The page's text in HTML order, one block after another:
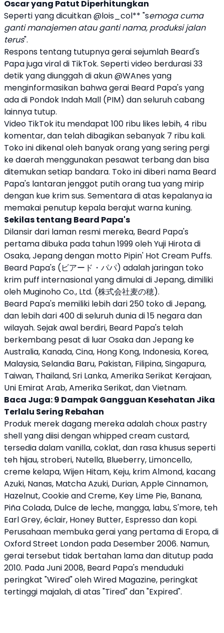
Oscar yang Patut Diperhitungkan
Seperti yang dicuitkan @lois_col** "semoga cuma
ganti manajemen atau ganti nama, produksi jalan
terus".
Respons tentang tutupnya gerai sejumlah Beard's
Papa juga viral di TikTok. Seperti video berdurasi 33
detik yang diunggah di akun @WAnes yang
menginformasikan bahwa gerai Beard Papa'syang
ada di Pondok Indah Mall (PIM) dan seluruh cabang
lainnya tutup.
Video TikTok itu mendapat 100 ribu likes lebih, 4 ribu
komentar, dan telah dibagikan sebanyak 7 ribu kali.
Toko ini dikenal oleh banyak orang yang sering pergi
ke daerah menggunakan pesawat terbang dan bisa
ditemukan setiap bandara. Toko ini diberi nama Beard
Papa's lantaran jenggot putih orang tua yang mirip
dengan kue krim sus. Sementara di atas kepalanya ia
memakai penutup kepala berajut warna kuning.
Sekilas tentang Beard Papa's
Dilansir dari laman resmi mereka, Beard Papa's
pertama dibuka pada tahun 1999 oleh Yuji Hirota di
Osaka, Jepang dengan motto Pipin' Hot Cream Puffs.
Beard Papa's (ビアード・パパ) adalah jaringan toko
krim puff internasional yang dimulai di Jepang, dimiliki
oleh Muginoho Co., Ltd. (株式会社麦の穂).
Beard Papa's memiliki lebih dari 250 toko di Jepang,
dan lebih dari 400 di seluruh dunia di 15 negara dan
wilayah. Sejak awal berdiri, Beard Papa's telah
berkembang pesat di luar Osaka dan Jepang ke
Australia, Kanada, Cina, Hong Kong, Indonesia, Korea,
Malaysia, Selandia Baru, Pakistan, Filipina, Singapura,
Taiwan, Thailand, Sri Lanka, Amerika Serikat Kerajaan,
Uni Emirat Arab, Amerika Serikat, dan Vietnam.
Baca Juga:9 Dampak Gangguan Kesehatan Jika
Terlalu Sering Rebahan
Produk merek dagang mereka adalah choux pastry
shell yang diisi dengan whipped cream custard,
tersedia dalam vanilla, coklat, dan rasa khusus seperti
teh hijau, stroberi, Nutella, Blueberry, Limoncello,
creme kelapa, Wijen Hitam, Keju, krim Almond, kacang
Azuki, Nanas, Matcha Azuki, Durian, Apple Cinnamon,
Hazelnut, Cookie and Creme, Key Lime Pie, Banana,
Piña Colada, Dulce de leche, mangga, labu, S'more, teh
Earl Grey, éclair, Honey Butter, Espresso dan kopi.
Perusahaan membuka gerai yang pertama di Eropa, di
Oxford Street London pada Desember 2006. Namun,
gerai tersebut tidak bertahan lama dan ditutup pada
2010. Pada Juni 2008, Beard Papa's menduduki
peringkat "Wired" oleh Wired Magazine, peringkat
tertinggi majalah, di atas "Tired" dan "Expired".